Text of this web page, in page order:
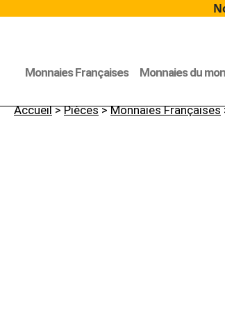
Monnaies Françaises Monnaies du
Accueil>Pièces>Monnaies Françaises